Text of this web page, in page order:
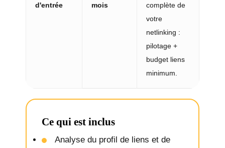
d'entrée
mois
complète de
votre
netlinking :
pilotage +
budget liens
minimum.
Ce qui est inclus
Analyse du profil de liens et de